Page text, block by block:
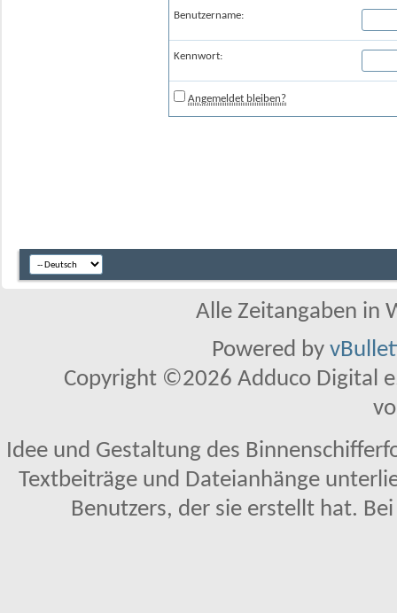
Benutzername:
Kennwort:
Angemeldet bleiben?
Alle Zeitangaben in
Powered by
Copyright ©2026 Adduco Digital
Idee und Gestaltung des
Textbeiträge und Dateianhänge
Benutzers, der sie erstellt hat.